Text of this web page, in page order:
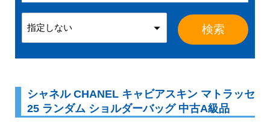
シャネル CHANEL キャビアスキン マトラッセ
25 ランダム ショルダーバッグ 中古A級品